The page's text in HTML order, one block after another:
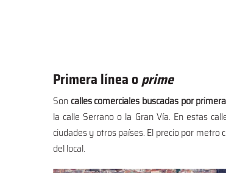
Primera línea oprime
Son calles comerciales buscadas por
la calle Serrano o la Gran Vía. En estas
ciudades y otros países. El precio por
del local.